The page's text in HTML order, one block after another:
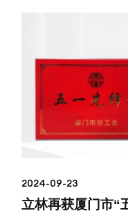
2024-09-23
立林再获厦门市“